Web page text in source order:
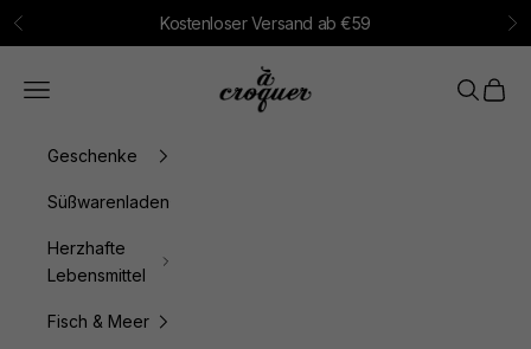
Zum Inhalt springen
Zurück Kostenloser Versand ab €59
à croquer
Menü Suchen
Geschenke
Süßwarenladen
Herzhafte
Lebensmittel
Fisch & Meer